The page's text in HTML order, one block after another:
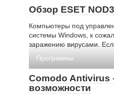
Обзор ESET
Компьютеры под
системы Windows, к
заражению вирусами.
Программы
Comodo Antivirus
возможности